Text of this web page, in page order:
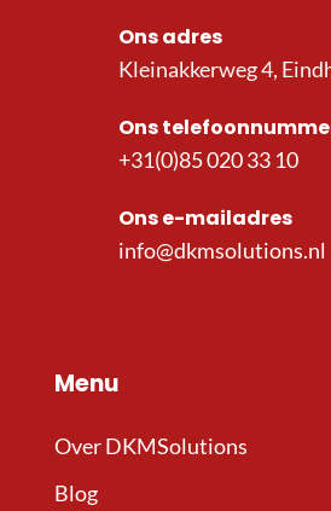
Ons adres
Kleinakkerweg 4,
Ons
+31(0)85 020 33 10
Ons e-mailadres
info@dkmsolutions.nl
Menu
Over DKMSolutions
Blog